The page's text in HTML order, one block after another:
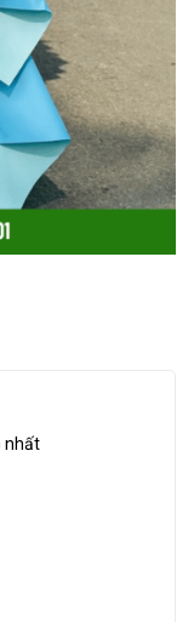
nhất